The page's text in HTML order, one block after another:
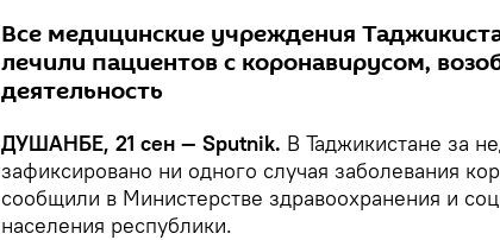
Все медицинские учреждения
лечили пациентов с коронавирусом,
деятельность
ДУШАНБЕ, 21 сен — Sputnik. В Таджикистане за
зафиксировано ни одного случая заболевания
сообщили в Министерстве здравоохранения и
населения республики.